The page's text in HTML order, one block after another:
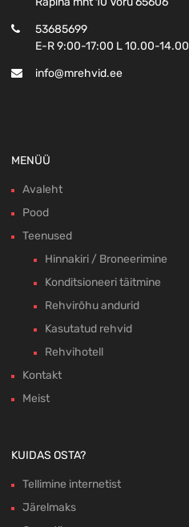
53685699
E-R 9:00-17:00 L 10.00-14.00
info@mrehvid.ee
MENÜÜ
Avaleht
Pood
Teenused
Hinnakiri / Broneerimine
Konditsioneeri täitmine
Rehvirõhu andurid
Kasutatud rehvid
Rehvihotell
Kontakt
Meist
KUIDAS OSTA?
Tellimine internetist
Järelmaks